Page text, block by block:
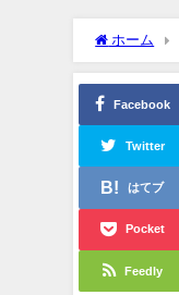
ホーム
Facebook
Twitter
はてブ
Pocket
Feedly